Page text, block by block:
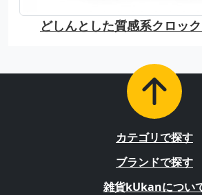
どしんとした質感系クロッ
カテゴリで探す
ブランドで探す
雑貨kUkanについ